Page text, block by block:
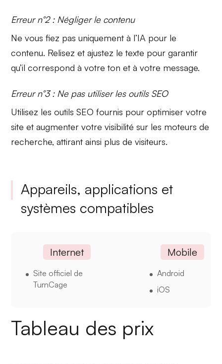
Erreur n°2 : Négliger le contenu
Ne vous fiez pas uniquement à l’IA pour le
contenu. Relisez et ajustez le texte pour garantir
qu’il correspond à votre ton et à votre message.
Erreur n°3 : Ne pas utiliser les outils SEO
Utilisez les outils SEO fournis pour optimiser votre
site et augmenter votre visibilité sur les moteurs de
recherche, attirant ainsi plus de visiteurs.
Appareils, applications et
systèmes compatibles
Internet
Site officiel de
TurnCage
Mobile
Android
iOS
Tableau des prix